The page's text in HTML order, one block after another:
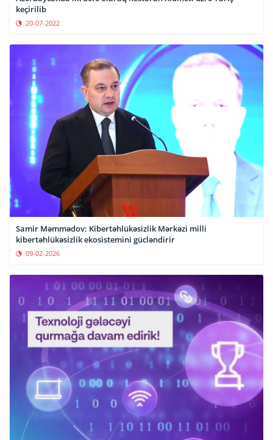
20-07-2022
Samir Məmmədov: Kibertəhlükəsizlik Mərkəzi milli
kibertəhlükəsizlik ekosistemini gücləndirir
09-02-2026